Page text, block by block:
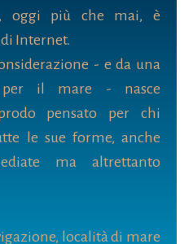
oggi più che mai, è
Internet.
- e da una
per il mare - nasce
pensato per chi
le sue forme, anche
ma altrettanto
località di mare